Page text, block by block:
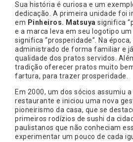
Sua história é curiosa e um
dedicação. A primeira unidade foi
em Pinheiros. Matsuya significa
e a marca leva em seu logotipo
significa “prosperidade”. Na
administrado de forma familiar e
qualidade dos pratos servidos.
tradição oferecer pratos muito
fartura, para trazer prosperidade.
Em 2000, um dos sócios assumiu
restaurante e iniciou uma nova
pioneirismo da casa, que se
primeiros rodízios de sushi da
paulistanos que não conheciam
experimentar um pouco de cada